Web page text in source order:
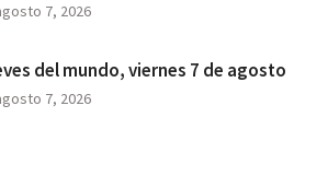
7, 2026
del mundo, viernes 7 de agosto
7, 2026